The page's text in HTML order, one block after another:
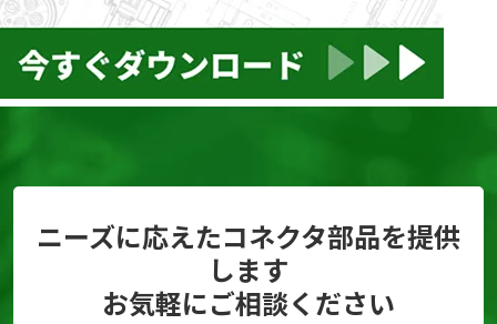
ニーズに応えたコネクタ部品を提供
します
お気軽にご相談ください